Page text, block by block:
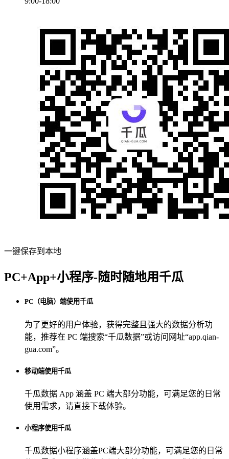
一键保存到本地
PC+App+小程序-随时随地用千瓜
PC（电脑）端使用千瓜
为了更好的用户体验，获得完整且强大的数据分析功
能，推荐在 PC 端搜索“千瓜数据”或访问网址“app.qian-
gua.com”。
移动端使用千瓜
千瓜数据 App 涵盖 PC 端大部分功能，可满足您的日常
使用需求，请直接下载体验。
小程序使用千瓜
千瓜数据小程序涵盖PC端大部分功能，可满足您的日常